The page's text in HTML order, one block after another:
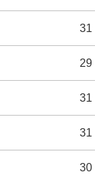
31
29
31
31
30